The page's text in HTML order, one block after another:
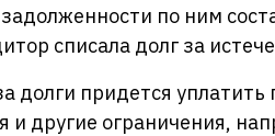
по ним
списала долг за
долги придется
и другие ограничения,